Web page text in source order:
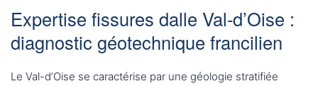
Expertise fissures dalle Val-d’Oise :
diagnostic géotechnique francilien
Le Val-d’Oise se caractérise par une géologie stratifiée